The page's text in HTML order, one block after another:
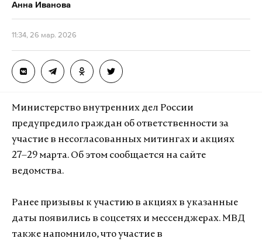
Анна Иванова
11:34, 26 мар. 2026
Министерство внутренних дел России
предупредило граждан об ответственности за
участие в несогласованных митингах и акциях
27–29 марта. Об этом сообщается на сайте
ведомства.
Ранее призывы к участию в акциях в указанные
даты появились в соцсетях и мессенджерах. МВД
также напомнило, что участие в